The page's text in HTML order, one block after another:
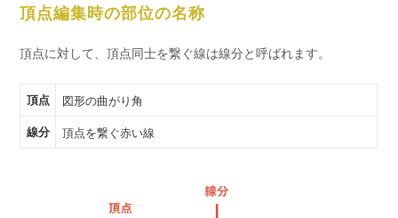
頂点編集時の部位の名称
頂点に対して、頂点同士を繋ぐ線は線分と呼ばれます。
頂点
図形の曲がり角
線分
頂点を繋ぐ赤い線